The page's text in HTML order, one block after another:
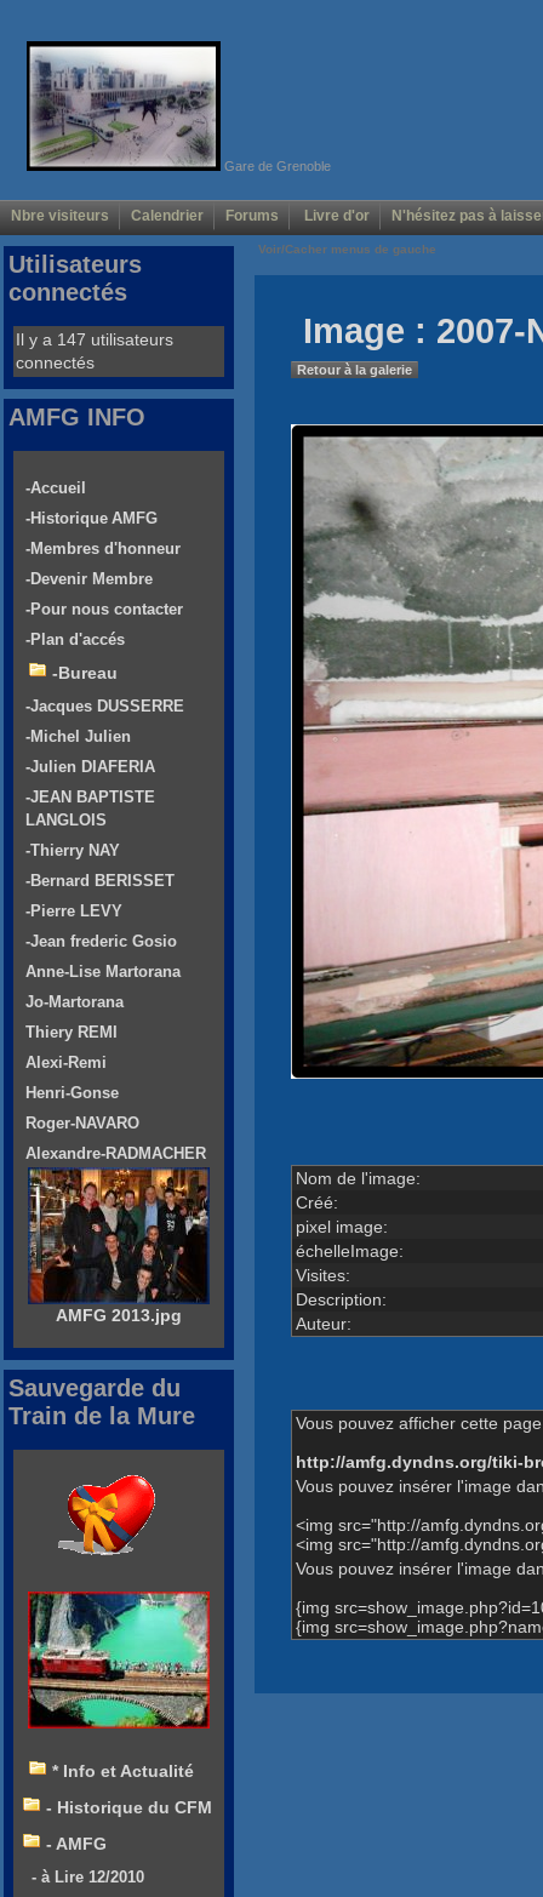
Gare de Grenoble
Nbre visiteurs Calendrier Forums Livre d'or N'hésitez pas à
Voir/Cacher menus de gauche
Image : 2007-
Retour à la galerie
Nom de l'image:
Créé:
pixel image:
échelleImage:
Visites:
Description:
Auteur:
Vous pouvez afficher cette
http://amfg.dyndns.org/tiki-
Vous pouvez insérer l'image
<img src="http://
<img src="http://
Vous pouvez insérer l'image
{img
{img
Utilisateurs
connectés
Il y a 147 utilisateurs
connectés
AMFG INFO
-Accueil
-Historique AMFG
-Membres d'honneur
-Devenir Membre
-Pour nous contacter
-Plan d'accés
-Bureau
-Jacques DUSSERRE
-Michel Julien
-Julien DIAFERIA
-JEAN BAPTISTE
LANGLOIS
-Thierry NAY
-Bernard BERISSET
-Pierre LEVY
-Jean frederic Gosio
Anne-Lise Martorana
Jo-Martorana
Thiery REMI
Alexi-Remi
Henri-Gonse
Roger-NAVARO
Alexandre-RADMACHER
AMFG 2013.jpg
Sauvegarde du
Train de la Mure
* Info et Actualité
- Historique du CFM
- AMFG
- à Lire 12/2010